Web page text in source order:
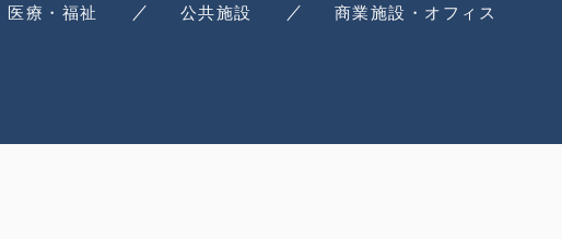
医療・福祉 公共施設
商業施設・オフィス